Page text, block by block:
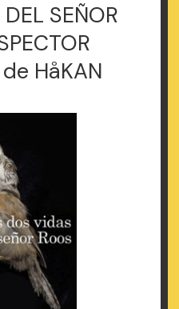
SEÑOR
HåKAN